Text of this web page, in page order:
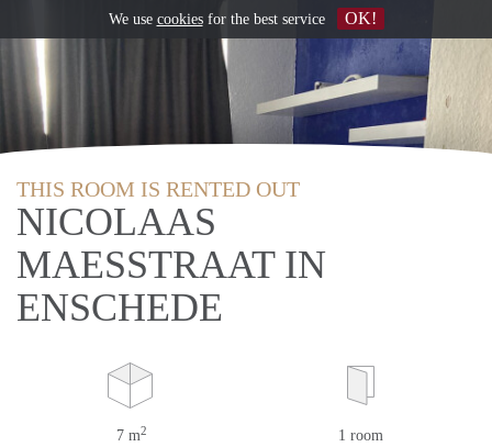
THIS ROOM IS RENTED OUT
NICOLAAS
MAESSTRAAT IN
ENSCHEDE
7 m2 1 room
We use cookiesfor the best service OK!